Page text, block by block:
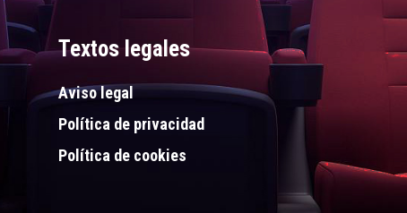
Textos legales
Aviso legal
Política de privacidad
Política de cookies